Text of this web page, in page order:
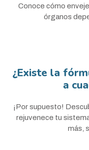
Conoce cómo
órganos
¿Existe la
a
¡Por supuesto!
rejuvenece tu
más,